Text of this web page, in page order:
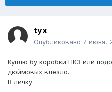
tyx
Опубликовано 7 июня,
Куплю бу коробки ПК3 или
дюймовых влезло.
В личку.